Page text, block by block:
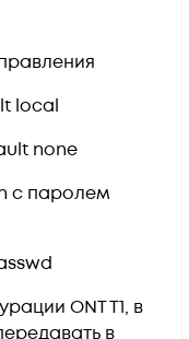
local
none
с паролем
ONT T1, в
в